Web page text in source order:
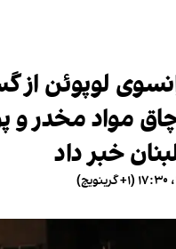
لوپوئن
مواد مخدر و
خبر داد